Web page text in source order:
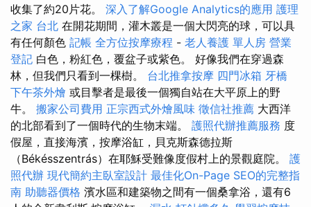
收集了約20片花。 深入了解Google Analytics的應用 護理
之家 台北 在開花期間，灌木叢是一個大閃亮的球，可以具
有任何顏色 記帳 全方位按摩療程 - 老人養護 單人房 營業
登記 白色，粉紅色，覆盆子或紫色。 好像我們在穿過森
林，但我們只看到一棵樹。 台北推拿按摩 四門冰箱 牙橋
下午茶外燴 或目擊者是最後一個獨自站在大平原上的野
牛。 搬家公司費用 正宗西式外燴風味 徵信社推薦 大西洋
的北部看到了一個時代的生物末端。 護照代辦推薦服務 度
假屋，直接海濱，按摩浴缸，貝克斯森德拉斯
（Békésszentrás）在耶穌受難像度假村上的景觀庭院。 護
照代辦 現代簡約主臥室設計 最佳化On-Page SEO的完整指
南 助聽器價格 濱水區和建築物之間有一個桑拿浴，還有6